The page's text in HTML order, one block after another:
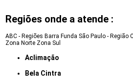
Regiões onde a atende :
ABC - Regiões Barra Funda São Paulo - Região
Zona Norte Zona Sul
Aclimação
Bela Cintra